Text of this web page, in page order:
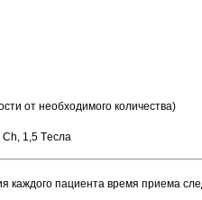
от необходимого количества)
1,5 Tесла
каждого пациента время приема